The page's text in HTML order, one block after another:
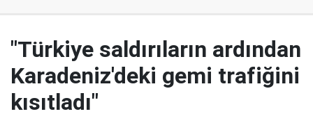
"Türkiye saldırıların ardından
Karadeniz'deki gemi trafiğini
kısıtladı"